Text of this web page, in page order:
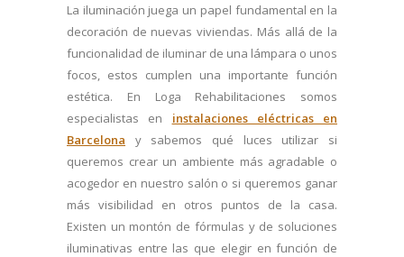
La iluminación juega un papel fundamental en la
decoración de nuevas viviendas. Más allá de la
funcionalidad de iluminar de una lámpara o unos
focos, estos cumplen una importante función
estética. En Loga Rehabilitaciones somos
especialistas en instalaciones eléctricas en
Barcelona
y sabemos qué luces utilizar si
queremos crear un ambiente más agradable o
acogedor en nuestro salón o si queremos ganar
más visibilidad en otros puntos de la casa.
Existen un montón de fórmulas y de soluciones
iluminativas entre las que elegir en función de